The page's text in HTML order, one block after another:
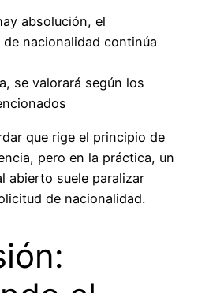
absolución, el
nacionalidad continúa
se valorará según los
que rige el principio de
pero en la práctica, un
abierto suele paralizar
de nacionalidad.